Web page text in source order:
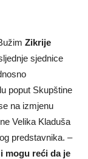
Zikrije
sjednice
poput Skupštine
na izmjenu
Velika Kladuša
predstavnika. –
mogu reći da je